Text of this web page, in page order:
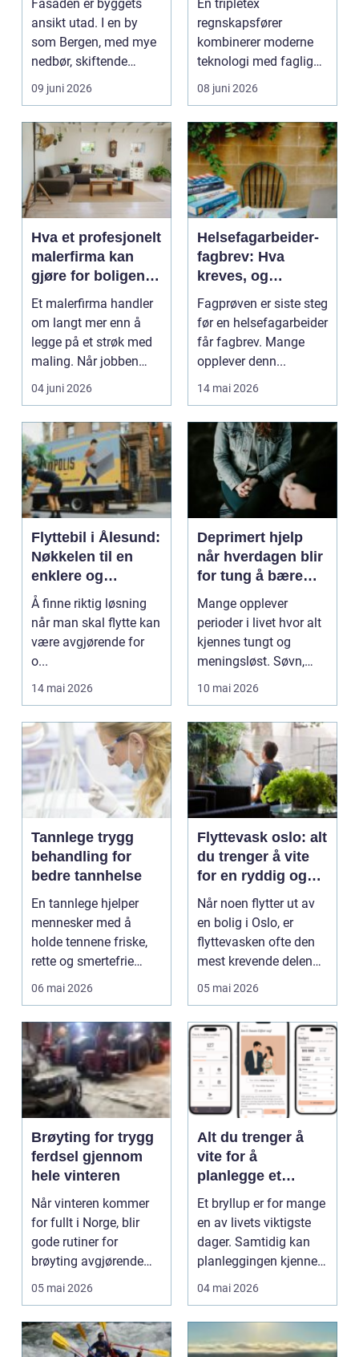
Fasaden er byggets
ansikt utad. I en by
som Bergen, med mye
nedbør, skiftende
temperaturer og salt l...
09 juni 2026
skyen
En tripletex
regnskapsfører
kombinerer moderne
teknologi med faglig
tyngde. For mange
bedrifter bety...
08 juni 2026
Hva et profesjonelt
malerfirma kan
gjøre for boligen
og bygget ditt
Et malerfirma handler
om langt mer enn å
legge på et strøk med
maling. Når jobben
gjøres faglig rikt...
04 juni 2026
Helsefagarbeider-
fagbrev: Hva
kreves, og
hvordan forberede
seg for fagprøve
som
helsefagarbeider?
Fagprøven er siste steg
før en helsefagarbeider
får fagbrev. Mange
opplever denn...
14 mai 2026
Flyttebil i Ålesund:
Nøkkelen til en
enklere og
tryggere flytting
Å finne riktig løsning
når man skal flytte kan
være avgjørende for
o...
14 mai 2026
Deprimert hjelp
når hverdagen blir
for tung å bære
alene
Mange opplever
perioder i livet hvor alt
kjennes tungt og
meningsløst. Søvn,
matlyst, energi og
10 mai 2026
Tannlege trygg
behandling for
bedre tannhelse
En tannlege hjelper
mennesker med å
holde tennene friske,
rette og smertefrie
gjennom hele livet.
06 mai 2026
Flyttevask oslo: alt
du trenger å vite
for en ryddig og
trygg overlevering
Når noen flytter ut av
en bolig i Oslo, er
flyttevasken ofte den
mest krevende delen
av prosessen. L...
05 mai 2026
Brøyting for trygg
ferdsel gjennom
hele vinteren
Når vinteren kommer
for fullt i Norge, blir
gode rutiner for
brøyting avgjørende
for både sikkerhet ...
05 mai 2026
Alt du trenger å
vite for å
planlegge et
bryllup uten stress
Et bryllup er for mange
en av livets viktigste
dager. Samtidig kan
planleggingen kjennes
overveldend...
04 mai 2026